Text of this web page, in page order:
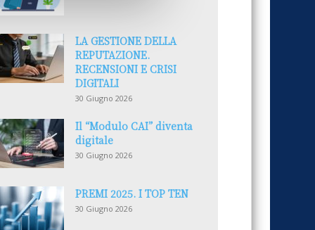
LA GESTIONE DELLA
REPUTAZIONE.
RECENSIONI E CRISI
DIGITALI
30 Giugno 2026
Il “Modulo CAI” diventa
digitale
30 Giugno 2026
PREMI 2025. I TOP TEN
30 Giugno 2026